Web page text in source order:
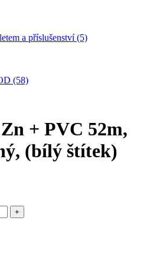
a příslušenství (5)
(58)
+ PVC 52m,
(bílý štítek)